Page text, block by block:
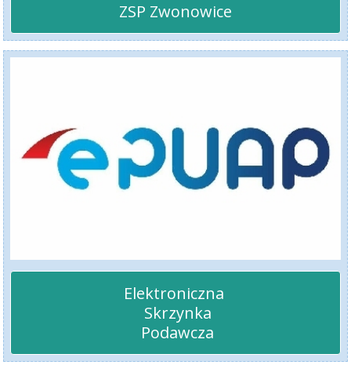
ZSP Zwonowice
Elektroniczna
Podawcza